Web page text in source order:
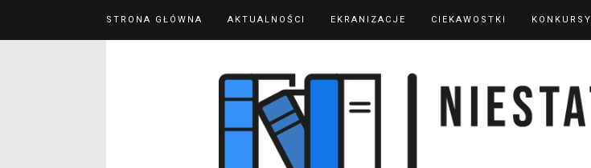
STRONA GŁÓWNA AKTUALNOŚCI EKRANIZACJE CIEKAWOSTKI KONKURSY